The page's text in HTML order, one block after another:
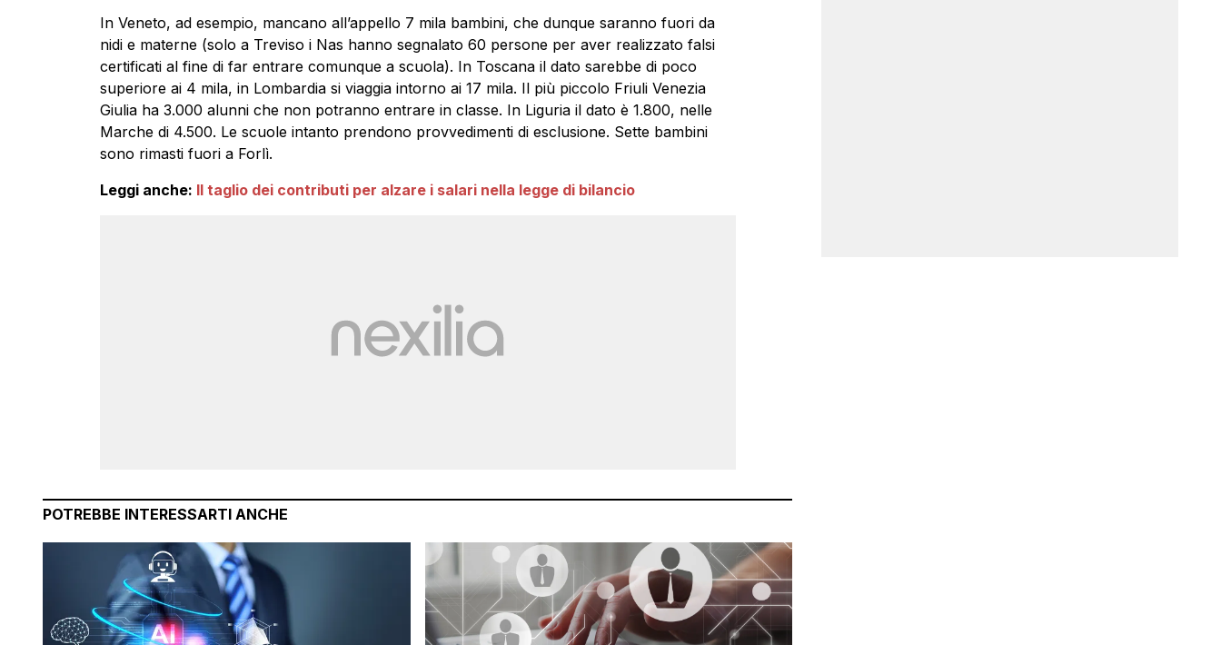
In Veneto, ad esempio, mancano all’appello 7 mila bambini, che dunque saranno fuori da
nidi e materne (solo a Treviso i Nas hanno segnalato 60 persone per aver realizzato falsi
certificati al fine di far entrare comunque a scuola). In Toscana il dato sarebbe di poco
superiore ai 4 mila, in Lombardia si viaggia intorno ai 17 mila. Il più piccolo Friuli Venezia
Giulia ha 3.000 alunni che non potranno entrare in classe. In Liguria il dato è 1.800, nelle
Marche di 4.500. Le scuole intanto prendono provvedimenti di esclusione. Sette bambini
sono rimasti fuori a Forlì.
Leggi anche: Il taglio dei contributi per alzare i salari nella legge di bilancio
POTREBBE INTERESSARTI ANCHE